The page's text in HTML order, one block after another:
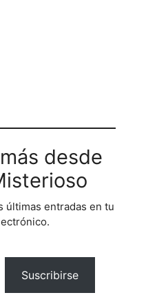
desde
últimas entradas en tu
Suscribirse